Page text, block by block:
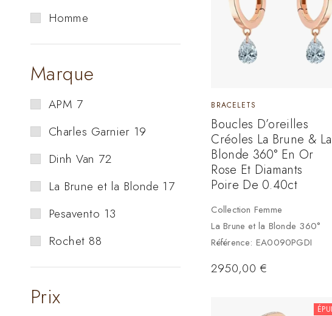
Homme
Marque
APM 7
Charles Garnier 19
Dinh Van 72
La Brune et la Blonde 17
Pesavento 13
Rochet 88
Prix
BRACELETS
Boucles D’oreilles
Créoles La Brune & La
Blonde 360° En Or
Rose Et Diamants
Poire De 0.40ct
Collection Femme
La Brune et la Blonde 360°
Référence: EA0090PGDI
2950,00€